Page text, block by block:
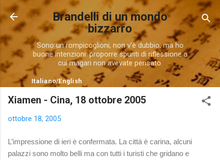
Passa ai contenuti principali
Brandelli di un mondo
bizzarro
Sono un rompicoglioni, non v'è dubbio, ma ho
buone intenzioni: proporre spunti di riflessione a
cui magari non avevate pensato.
Italiano/English
Xiamen - Cina, 18 ottobre 2005
ottobre 18, 2005
L’impressione di ieri è confermata. La città è carina, alcuni
palazzi sono molto belli ma con tutti i turisti che gridano e